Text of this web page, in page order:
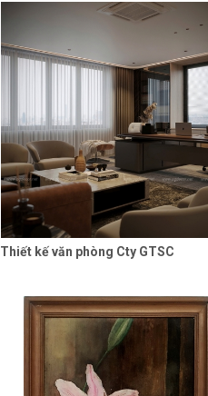
Hết hàng Chi tiết
Thiết kế văn phòng Cty GTSC